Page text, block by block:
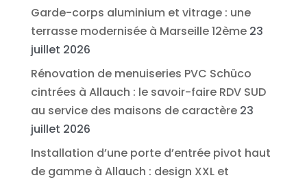
Garde-corps aluminium et vitrage : une
terrasse modernisée à Marseille 12ème 23
juillet 2026
Rénovation de menuiseries PVC Schüco
cintrées à Allauch : le savoir-faire RDV SUD
au service des maisons de caractère 23
juillet 2026
Installation d’une porte d’entrée pivot haut
de gamme à Allauch : design XXL et